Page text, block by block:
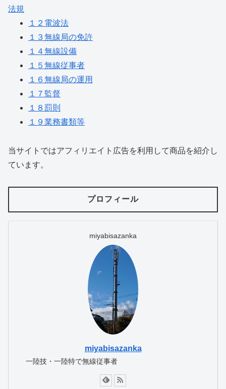
法規
１２電波法
１３無線局の免許
１４無線設備
１５無線従事者
１６無線局の運用
１７監督
１８罰則
１９業務書類等
当サイトではアフィリエイト広告を利用して商品を紹介し
ています。
プロフィール
miyabisazanka
miyabisazanka
一陸技・一陸特で無線従事者